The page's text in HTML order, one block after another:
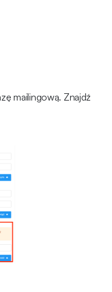
mailingową. Znajdź